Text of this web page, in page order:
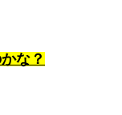
な？